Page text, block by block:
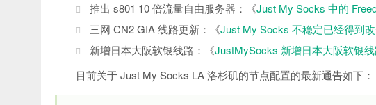
推出 s801 10 倍流量自由服务器：《Just My Socks 中的
三网 CN2 GIA 线路更新：《Just My Socks 不稳定已经得到
新增日本大阪软银线路：《JustMySocks 新增日本大阪软银
目前关于 Just My Socks LA 洛杉矶的节点配置的最新通告如下：